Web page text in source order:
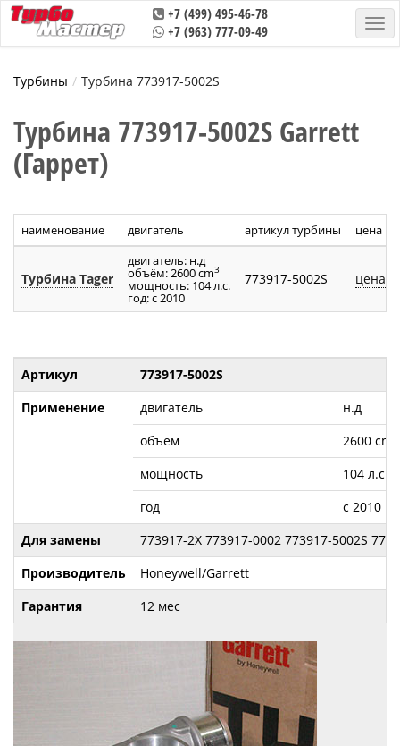
+7 (499) 495-46-78
+7 (963) 777-09-49
Турбины Турбина 773917-5002S
Турбина 773917-5002S Garrett
(Гаррет)
наименование двигатель артикул турбины цена
Турбина Tager
двигатель: н.д
объём: 2600 cm3
мощность: 104 л.с.
год: с 2010
773917-5002S цена
Артикул
773917-5002S
Применение
двигатель
н.д
объём
2600 cm
мощность
104 л.с.
год
с 2010
Для замены
773917-2X 773917-0002 773917-5002S
Производитель
Honeywell/Garrett
Гарантия
12 мес